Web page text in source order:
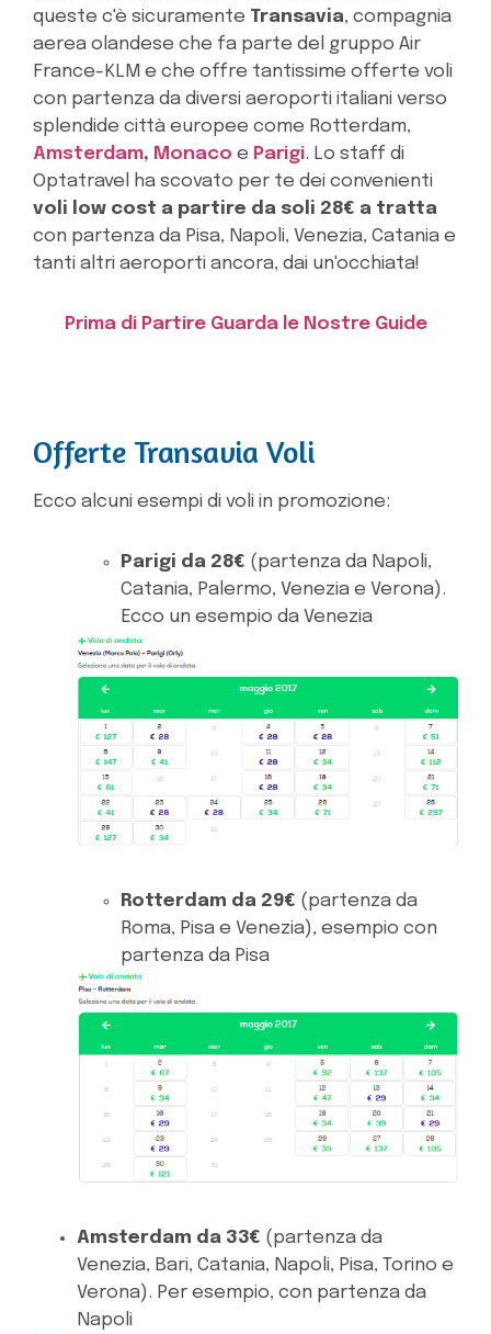
queste c'è sicuramente Transavia, compagnia
aerea olandese che fa parte del gruppo Air
France-KLM e che offre tantissime offerte voli
con partenza da diversi aeroporti italiani verso
splendide città europee come Rotterdam,
Amsterdam, Monaco e Parigi. Lo staff di
Optatravel ha scovato per te dei convenienti
voli low cost a partire da soli 28€ a tratta
con partenza da Pisa, Napoli, Venezia, Catania e
tanti altri aeroporti ancora, dai un'occhiata!
Prima di Partire Guarda le Nostre Guide
Offerte Transavia Voli
Ecco alcuni esempi di voli in promozione:
Parigi da 28€ (partenza da Napoli,
Catania, Palermo, Venezia e Verona).
Ecco un esempio da Venezia
Rotterdam da 29€ (partenza da
Roma, Pisa e Venezia), esempio con
partenza da Pisa
Amsterdam da 33€ (partenza da
Venezia, Bari, Catania, Napoli, Pisa, Torino e
Verona). Per esempio, con partenza da
Napoli